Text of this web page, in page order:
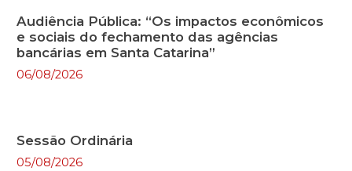
Audiência Pública: “Os impactos econômicos
e sociais do fechamento das agências
bancárias em Santa Catarina”
06/08/2026
Sessão Ordinária
05/08/2026